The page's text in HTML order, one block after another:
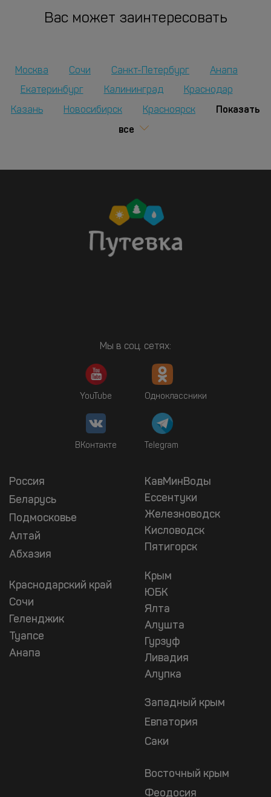
Вас может заинтересовать
Москва Сочи Санкт-Петербург
Анапа
Екатеринбург
Калининград Краснодар
Казань Новосибирск Красноярск
Показать
все
Мы в соц. сетях:
YouTube Одноклассники
ВКонтакте Telegram
Россия
Беларусь
Подмосковье
Алтай
Абхазия
Краснодарский край
Сочи
Геленджик
Туапсе
Анапа
КавМинВоды
Ессентуки
Железноводск
Кисловодск
Пятигорск
Крым
ЮБК
Ялта
Алушта
Гурзуф
Ливадия
Алупка
Западный крым
Евпатория
Саки
Восточный крым
Феодосия